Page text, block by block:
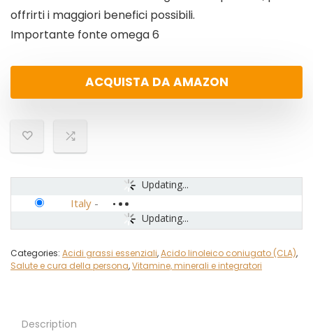
offrirti i maggiori benefici possibili.
Importante fonte omega 6
ACQUISTA DA AMAZON
Updating...
Updating...
Italy -
Categories: Acidi grassi essenziali,Acido linoleico coniugato (CLA),
Salute e cura della persona,Vitamine, minerali e integratori
Description